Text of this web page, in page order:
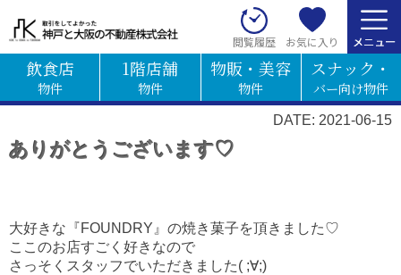
閲覧履歴 お気に入り
飲食店
物件
1階店舗
物件
物販・美容
物件
スナック・
バー向け物件
DATE: 2021-06-15
ありがとうございます♡
大好きな『FOUNDRY』の焼き菓子を頂きました♡
ここのお店すごく好きなので
さっそくスタッフでいただきました( ;∀;)